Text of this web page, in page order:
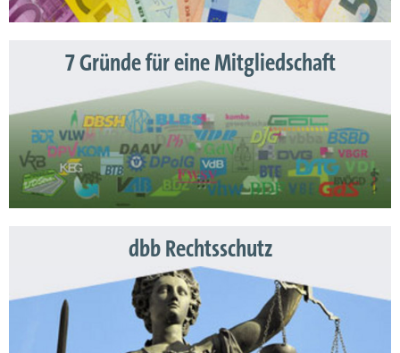
7 Gründe für eine Mitgliedschaft
dbb Rechtsschutz